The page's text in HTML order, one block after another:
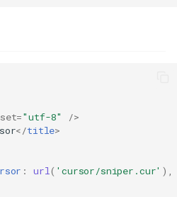
="utf-8"
/>
</title>
: url( 'cursor/sniper.cur' ),